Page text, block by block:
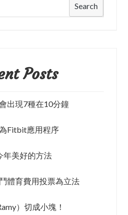
Search
Posts
出現7種在10分鐘
Fitbit應用程序
年美好的方法
體育費用投票為立法
）切成小塊！